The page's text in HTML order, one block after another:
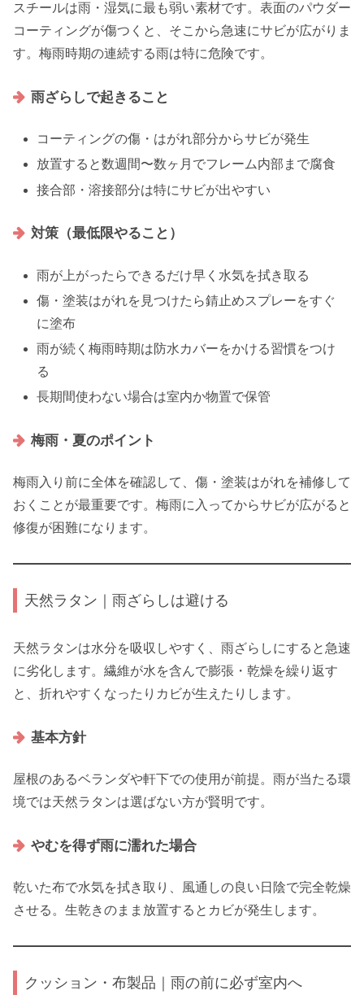
スチールは雨・湿気に最も弱い素材です。表面のパウダー
コーティングが傷つくと、そこから急速にサビが広がりま
す。梅雨時期の連続する雨は特に危険です。
雨ざらしで起きること
コーティングの傷・はがれ部分からサビが発生
放置すると数週間〜数ヶ月でフレーム内部まで腐食
接合部・溶接部分は特にサビが出やすい
対策（最低限やること）
雨が上がったらできるだけ早く水気を拭き取る
傷・塗装はがれを見つけたら錆止めスプレーをすぐ
に塗布
雨が続く梅雨時期は防水カバーをかける習慣をつけ
る
長期間使わない場合は室内か物置で保管
梅雨・夏のポイント
梅雨入り前に全体を確認して、傷・塗装はがれを補修して
おくことが最重要です。梅雨に入ってからサビが広がると
修復が困難になります。
天然ラタン｜雨ざらしは避ける
天然ラタンは水分を吸収しやすく、雨ざらしにすると急速
に劣化します。繊維が水を含んで膨張・乾燥を繰り返す
と、折れやすくなったりカビが生えたりします。
基本方針
屋根のあるベランダや軒下での使用が前提。雨が当たる環
境では天然ラタンは選ばない方が賢明です。
やむを得ず雨に濡れた場合
乾いた布で水気を拭き取り、風通しの良い日陰で完全乾燥
させる。生乾きのまま放置するとカビが発生します。
クッション・布製品｜雨の前に必ず室内へ